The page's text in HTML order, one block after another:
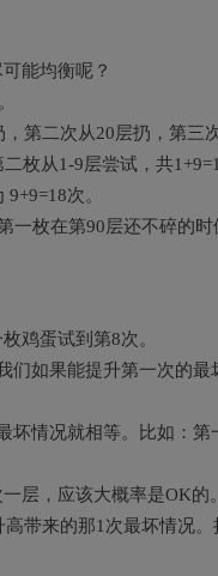
能均衡呢？
第二次从20层扔，第三
枚从1-9层尝试，共
次。
一枚在第90层还不碎的
鸡蛋试到第8次。
们如果能提升第一次的
情况就相等。比如：
层，应该大概率是OK
带来的那1次最坏情况